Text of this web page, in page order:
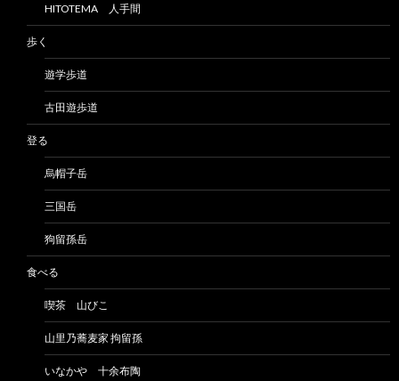
HITOTEMA 人手間
歩く
遊学歩道
古田遊歩道
登る
烏帽子岳
三国岳
狗留孫岳
食べる
喫茶 山びこ
山里乃蕎麦家 拘留孫
いなかや 十余布陶